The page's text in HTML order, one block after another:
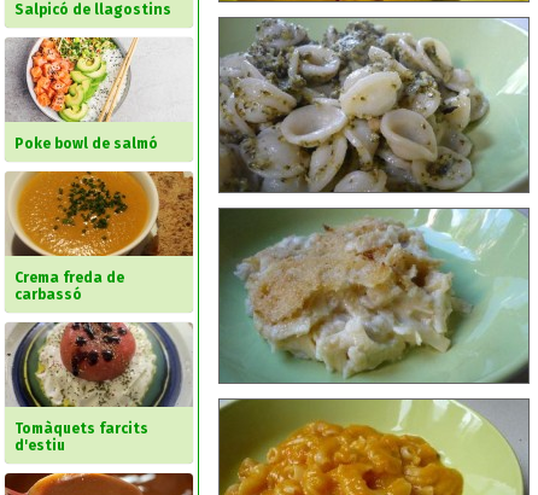
Salpicó de llagostins
Poke bowl de salmó
Crema freda de
carbassó
Tomàquets farcits
d'estiu